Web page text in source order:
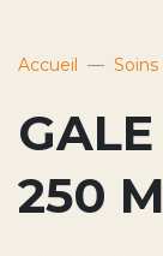
Accueil
250